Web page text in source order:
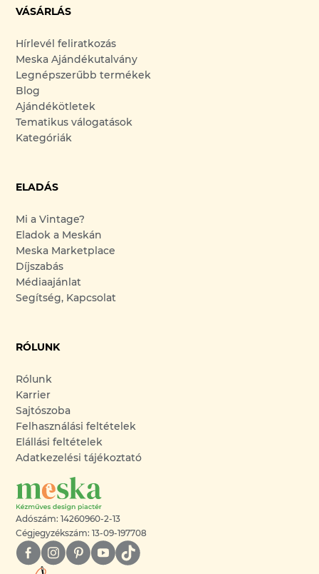
VÁSÁRLÁS
Hírlevél feliratkozás
Meska Ajándékutalvány
Legnépszerűbb termékek
Blog
Ajándékötletek
Tematikus válogatások
Kategóriák
ELADÁS
Mi a Vintage?
Eladok a Meskán
Meska Marketplace
Díjszabás
Médiaajánlat
Segítség, Kapcsolat
RÓLUNK
Rólunk
Karrier
Sajtószoba
Felhasználási feltételek
Elállási feltételek
Adatkezelési tájékoztató
Adószám: 14260960-2-13
Cégjegyzékszám: 13-09-197708